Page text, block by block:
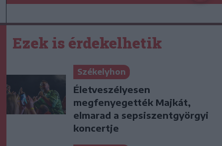
Ezek is érdekelhetik
Székelyhon
Életveszélyesen
megfenyegették Majkát,
elmarad a sepsiszentgyörgyi
koncertje